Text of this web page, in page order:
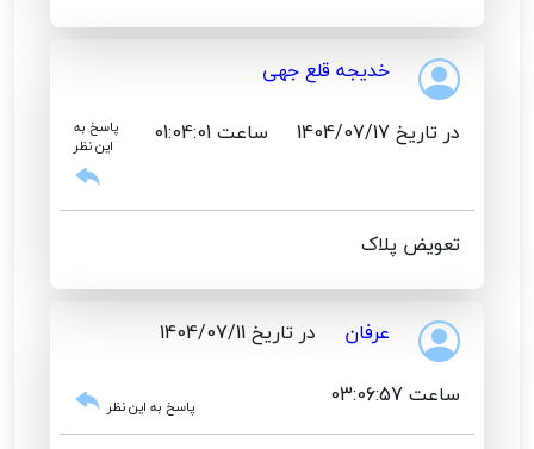
خدیجه قلع جهی
در تاریخ 1404/07/17
ساعت 01:04:01
پاسخ به
این نظر
تعویض پلاک
عرفان
در تاریخ 1404/07/11
ساعت 03:06:57
پاسخ به این نظر